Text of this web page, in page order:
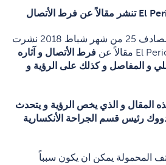
El تنشر مقالاً عن فرط الأتصال
في طبعتها ليوم الأحد المصادف 25 من شهر شباط 2018 نشرت
فرط الأتصال و آثاره
و المفاصل و كذلك على الرؤية و
المقال و الذي يخص الرؤية و يتحدث
رئيس قسم الجراحة الأنكسارية
المحمولة يمكن ان يكون سبباً